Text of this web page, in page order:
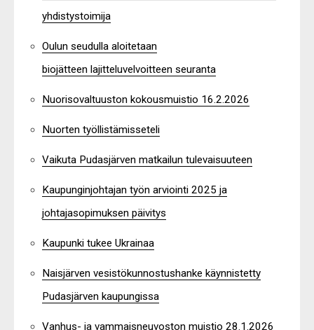
yhdistystoimija
Oulun seudulla aloitetaan
biojätteen lajitteluvelvoitteen seuranta
Nuorisovaltuuston kokousmuistio 16.2.2026
Nuorten työllistämisseteli
Vaikuta Pudasjärven matkailun tulevaisuuteen
Kaupunginjohtajan työn arviointi 2025 ja
johtajasopimuksen päivitys
Kaupunki tukee Ukrainaa
Naisjärven vesistökunnostushanke käynnistetty
Pudasjärven kaupungissa
Vanhus- ja vammaisneuvoston muistio 28.1.2026